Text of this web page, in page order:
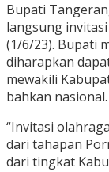
Bupati
langsung
(1/6/23). Bupati
diharapkan
mewakili
bahkan nasional.
“Invitasi
dari tahapan
dari tingkat